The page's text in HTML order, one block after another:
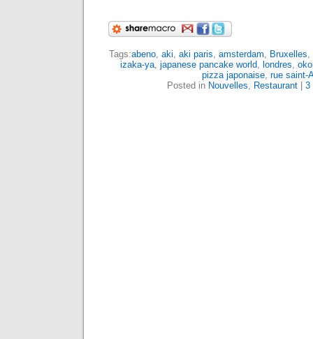
Tags:abeno, aki, aki paris, amsterdam, Bruxelles,
izaka-ya, japanese pancake world, londres,
pizza japonaise, rue saint-
Posted in Nouvelles, Restaurant| 3